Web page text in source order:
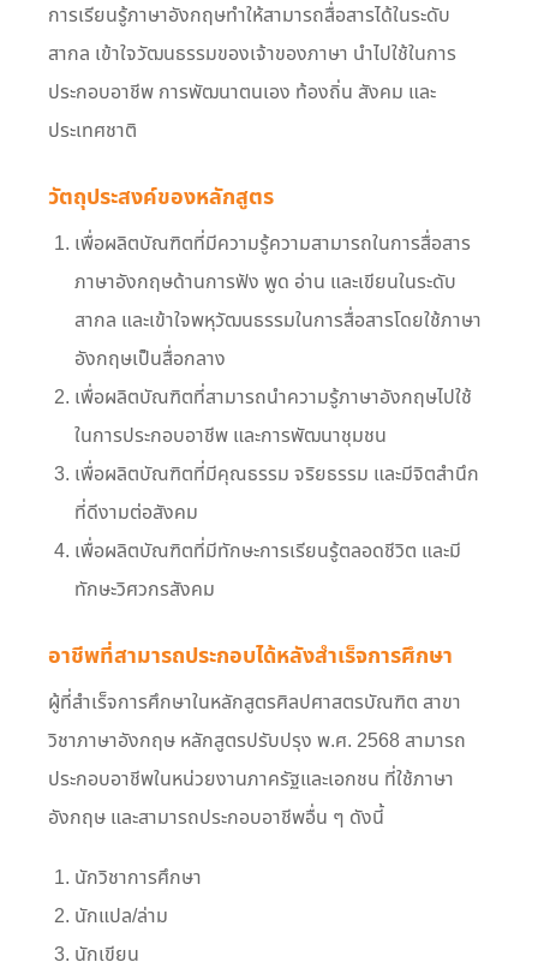
การเรียนรู้ภาษาอังกฤษทำให้สามารถสื่อสารได้ในระดับ
สากล เข้าใจวัฒนธรรมของเจ้าของภาษา นำไปใช้ในการ
ประกอบอาชีพ การพัฒนาตนเอง ท้องถิ่น สังคม และ
ประเทศชาติ
วัตถุประสงค์ของหลักสูตร
เพื่อผลิตบัณฑิตที่มีความรู้ความสามารถในการสื่อสาร
ภาษาอังกฤษด้านการฟัง พูด อ่าน และเขียนในระดับ
สากล และเข้าใจพหุวัฒนธรรมในการสื่อสารโดยใช้ภาษา
อังกฤษเป็นสื่อกลาง
เพื่อผลิตบัณฑิตที่สามารถนำความรู้ภาษาอังกฤษไปใช้
ในการประกอบอาชีพ และการพัฒนาชุมชน
เพื่อผลิตบัณฑิตที่มีคุณธรรม จริยธรรม และมีจิตสำนึก
ที่ดีงามต่อสังคม
เพื่อผลิตบัณฑิตที่มีทักษะการเรียนรู้ตลอดชีวิต และมี
ทักษะวิศวกรสังคม
อาชีพที่สามารถประกอบได้หลังสำเร็จการศึกษา
ผู้ที่สำเร็จการศึกษาในหลักสูตรศิลปศาสตรบัณฑิต สาขา
วิชาภาษาอังกฤษ หลักสูตรปรับปรุง พ.ศ. 2568 สามารถ
ประกอบอาชีพในหน่วยงานภาครัฐและเอกชน ที่ใช้ภาษา
อังกฤษ และสามารถประกอบอาชีพอื่น ๆ ดังนี้
นักวิชาการศึกษา
นักแปล/ล่าม
นักเขียน